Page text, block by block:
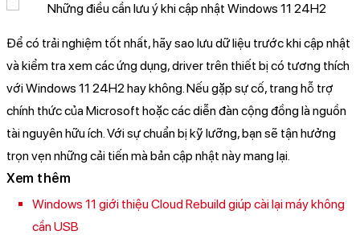
Để có trải nghiệm tốt nhất, hãy sao lưu dữ liệu trước khi cập nhật
và kiểm tra xem các ứng dụng, driver trên thiết bị có tương thích
với Windows 11 24H2 hay không. Nếu gặp sự cố, trang hỗ trợ
chính thức của Microsoft hoặc các diễn đàn cộng đồng là nguồn
tài nguyên hữu ích. Với sự chuẩn bị kỹ lưỡng, bạn sẽ tận hưởng
trọn vẹn những cải tiến mà bản cập nhật này mang lại.
Xem thêm
Windows 11 giới thiệu Cloud Rebuild giúp cài lại máy không
cần USB